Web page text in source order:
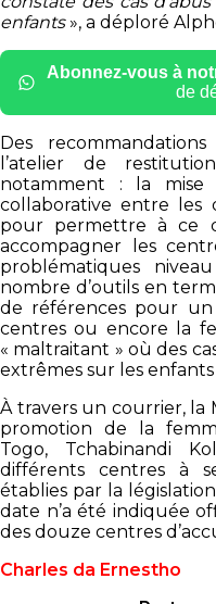
enfants», a déploré
Abonnez-vous à
de
Des
l’atelier de
notamment : la mise
collaborative entre les
pour permettre à ce
accompagner les
problématiques
nombre d’outils en
de références pour
centres ou encore la
« maltraitant » où des
extrêmes sur les
À travers un courrier, la
promotion de la
Togo, Tchabinandi
différents centres à
établies par la
date n’a été indiquée
des douze centres
Charles da Ernestho